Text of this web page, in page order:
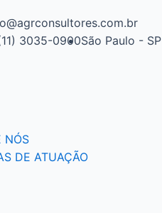
3035-0900São Paulo - SP
NÓS
DE ATUAÇÃO